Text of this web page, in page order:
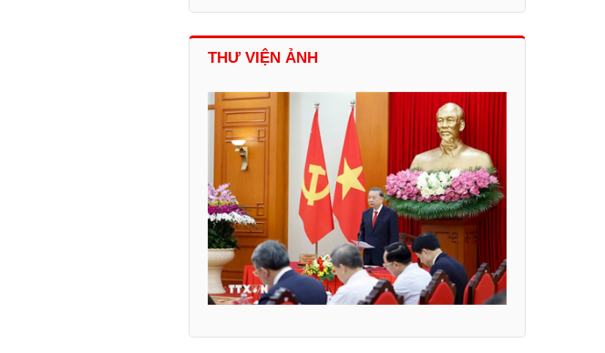
THƯ VIỆN ẢNH